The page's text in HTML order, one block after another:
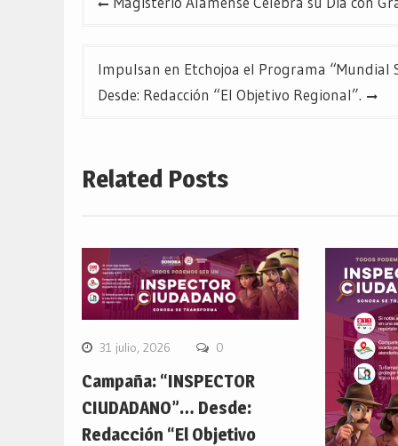
entradas
Impulsan en Etchojoa el Programa
Desde: Redacción “El Objetivo Regional”.
Related Posts
31 julio, 2026 0
Campaña: “INSPECTOR
CIUDADANO”… Desde:
Redacción “El Objetivo